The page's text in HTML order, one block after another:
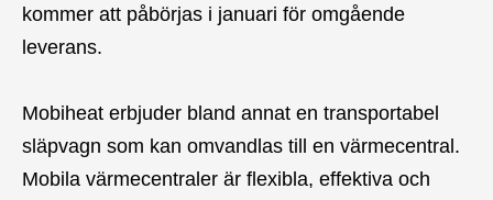
kommer att påbörjas i januari för omgående
leverans.
Mobiheat erbjuder bland annat en transportabel
släpvagn som kan omvandlas till en värmecentral.
Mobila värmecentraler är flexibla, effektiva och